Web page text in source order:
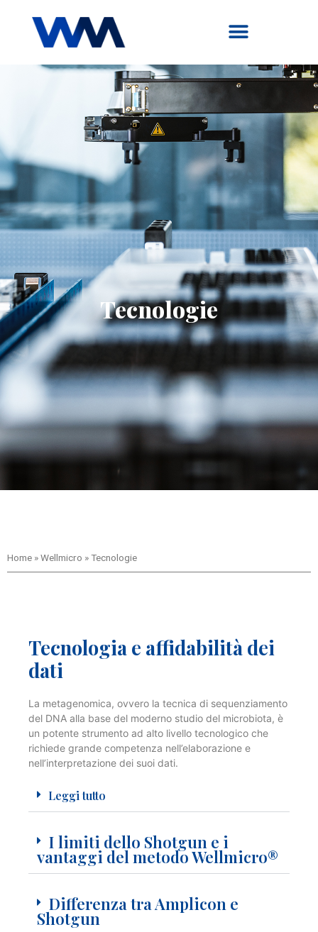
Tecnologie
Home »Wellmicro »Tecnologie
Tecnologia e affidabilità dei
dati
La metagenomica, ovvero la tecnica di sequenziamento
del DNA alla base del moderno studio del microbiota, è
un potente strumento ad alto livello tecnologico che
richiede grande competenza nell’elaborazione e
nell’interpretazione dei suoi dati.
Leggi tutto
I limiti dello Shotgun e i
vantaggi del metodo Wellmicro®
Differenza tra Amplicon e
Shotgun